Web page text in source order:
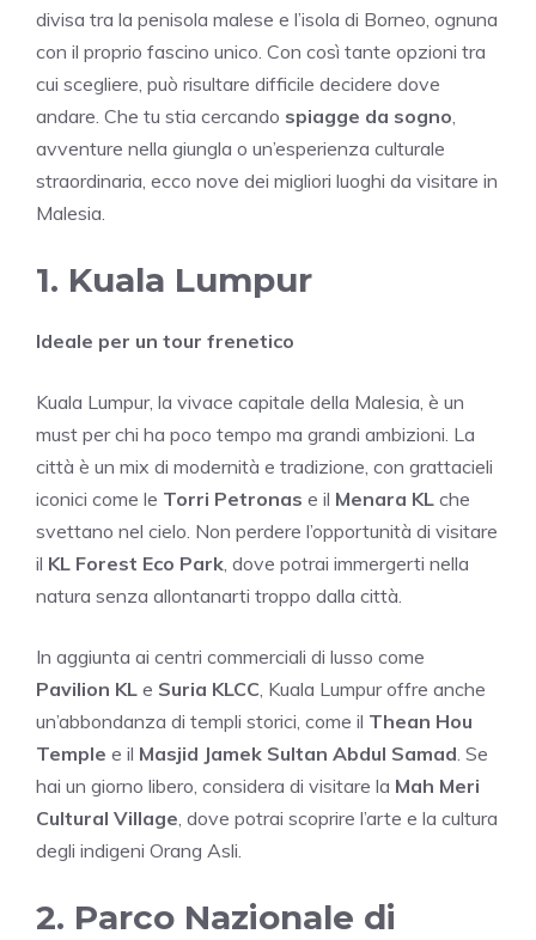
divisa tra la penisola malese e l’isola di Borneo, ognuna
con il proprio fascino unico. Con così tante opzioni tra
cui scegliere, può risultare difficile decidere dove
andare. Che tu stia cercando spiagge da sogno
avventure nella giungla o un’esperienza culturale
straordinaria, ecco nove dei migliori luoghi da visitare in
Malesia.
1. Kuala Lumpur
Ideale per un tour frenetico
Kuala Lumpur, la vivace capitale della Malesia, è un
must per chi ha poco tempo ma grandi ambizioni. La
città è un mix di modernità e tradizione, con grattacieli
iconici come le Torri Petronas e il Menara KL che
svettano nel cielo. Non perdere l’opportunità di visitare
il KL Forest Eco Park , dove potrai immergerti nella
natura senza allontanarti troppo dalla città.
In aggiunta ai centri commerciali di lusso come
Pavilion KL e Suria KLCC , Kuala Lumpur offre anche
un’abbondanza di templi storici, come il Thean Hou
Temple e il Masjid Jamek Sultan Abdul Samad . Se
hai un giorno libero, considera di visitare la Mah Meri
Cultural Village , dove potrai scoprire l’arte e la cultura
degli indigeni Orang Asli.
2. Parco Nazionale di